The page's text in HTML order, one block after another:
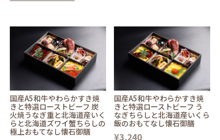
国産A5和牛やわらかすき焼
きと特選ローストビーフ 炭
火焼うなぎ重と北海道産いく
らと北海道ズワイ蟹ちらしの
極上おもてなし懐石御膳
国産A5和牛やわらかすき焼
きと特選ローストビーフ う
なぎちらしと北海道産いくら
飯のおもてなし懐石御膳
¥3,240